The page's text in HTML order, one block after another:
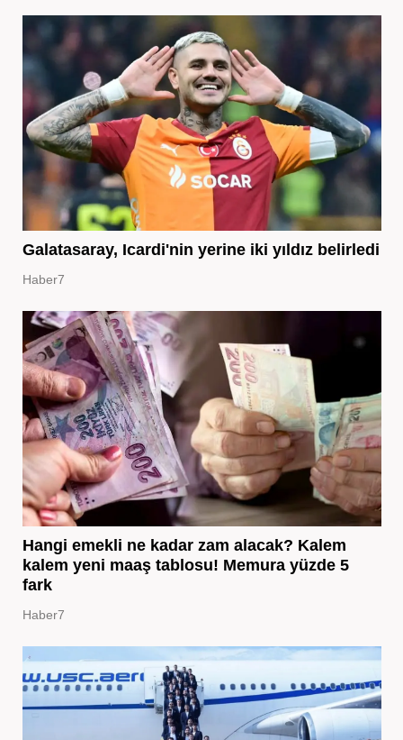
Galatasaray, Icardi'nin yerine iki yıldız belirledi
Haber7
Hangi emekli ne kadar zam alacak? Kalem
kalem yeni maaş tablosu! Memura yüzde 5
fark
Haber7